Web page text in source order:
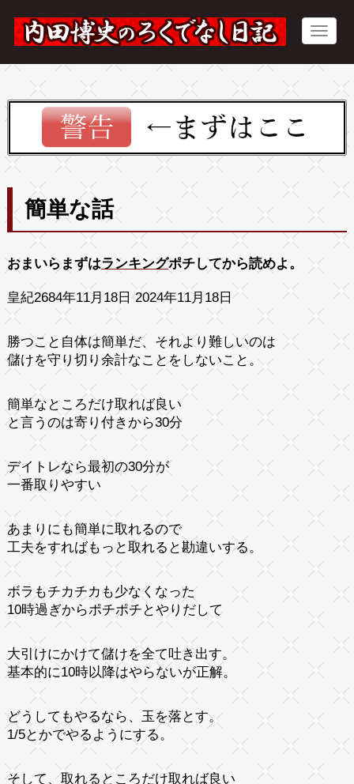
簡単な話
おまいらまずはランキングポチしてから読めよ。
皇紀2684年11月18日 2024年11月18日
勝つこと自体は簡単だ、それより難しいのは
儲けを守り切り余計なことをしないこと。
簡単なところだけ取れば良い
と言うのは寄り付きから30分
デイトレなら最初の30分が
一番取りやすい
あまりにも簡単に取れるので
工夫をすればもっと取れると勘違いする。
ボラもチカチカも少なくなった
10時過ぎからポチポチとやりだして
大引けにかけて儲けを全て吐き出す。
基本的に10時以降はやらないが正解。
どうしてもやるなら、玉を落とす。
1/5とかでやるようにする。
そして、取れるところだけ取れば良い